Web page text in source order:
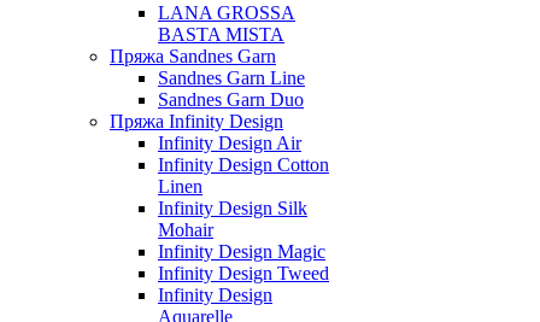
LANA GROSSA
BASTA MISTA
Пряжа Sandnes Garn
Sandnes Garn Line
Sandnes Garn Duo
Пряжа Infinity Design
Infinity Design Air
Infinity Design Cotton
Linen
Infinity Design Silk
Mohair
Infinity Design Magic
Infinity Design Tweed
Infinity Design
Aquarelle